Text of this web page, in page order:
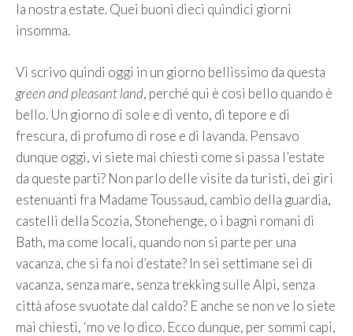
la nostra estate. Quei buoni dieci quindici giorni
insomma.
Vi scrivo quindi oggi in un giorno bellissimo da questa
green and pleasant land, perché qui è così bello quando è
bello. Un giorno di sole e di vento, di tepore e di
frescura, di profumo di rose e di lavanda. Pensavo
dunque oggi, vi siete mai chiesti come si passa l’estate
da queste parti? Non parlo delle visite da turisti, dei giri
estenuanti fra Madame Toussaud, cambio della guardia,
castelli della Scozia, Stonehenge, o i bagni romani di
Bath, ma come locali, quando non si parte per una
vacanza, che si fa noi d’estate? In sei settimane sei di
vacanza, senza mare, senza trekking sulle Alpi, senza
città afose svuotate dal caldo? E anche se non ve lo siete
mai chiesti, ‘mo ve lo dico. Ecco dunque, per sommi capi,